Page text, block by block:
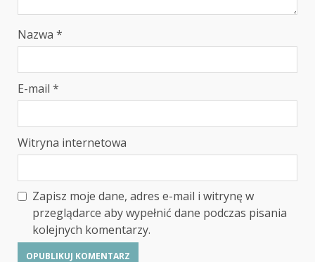
Nazwa *
E-mail *
Witryna internetowa
Zapisz moje dane, adres e-mail i witrynę w
przeglądarce aby wypełnić dane podczas pisania
kolejnych komentarzy.